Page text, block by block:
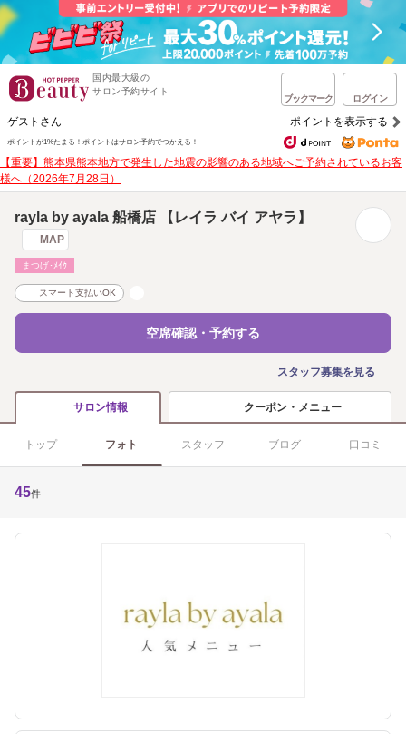
国内最大級の
サロン予約サイト
ブックマーク ログイン
ゲストさん ポイントを表示する
ポイントが1%たまる！ ポイントはサロン予約でつかえる！
【重要】熊本県熊本地方で発生した地震の影響のある地域へご予約されているお客
様へ（2026年7月28日）
rayla by ayala 船橋店 【レイラ バイ アヤラ】
MAP
まつげ･ﾒｲｸ
スマート支払いOK
空席確認・予約する
スタッフ募集を見る
サロン情報 クーポン・メニュー
トップ フォト スタッフ ブログ 口コミ
45件